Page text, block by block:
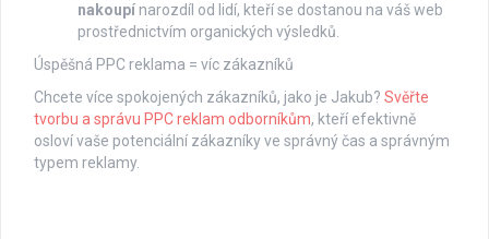
nakoupí narozdíl od lidí, kteří se dostanou na váš web
prostřednictvím organických výsledků.
Úspěšná PPC reklama = víc zákazníků
Chcete více spokojených zákazníků, jako je Jakub? Svěřte
tvorbu a správu PPC reklam odborníkům, kteří efektivně
osloví vaše potenciální zákazníky ve správný čas a správným
typem reklamy.